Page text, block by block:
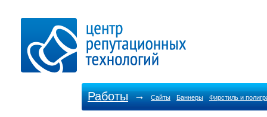
Работы → Сайты Баннеры Фирстиль и